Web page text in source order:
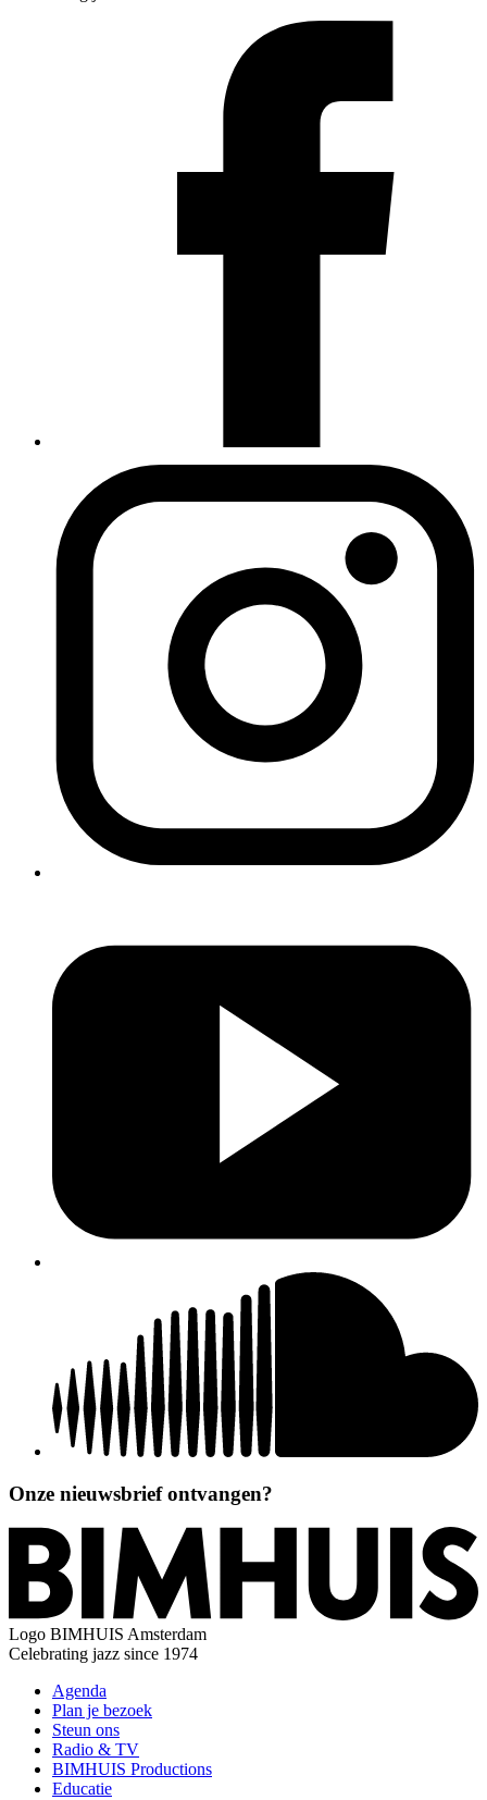
Onze nieuwsbrief ontvangen?
Logo BIMHUIS Amsterdam
Celebrating jazz since 1974
Agenda
Plan je bezoek
Steun ons
Radio & TV
BIMHUIS Productions
Educatie